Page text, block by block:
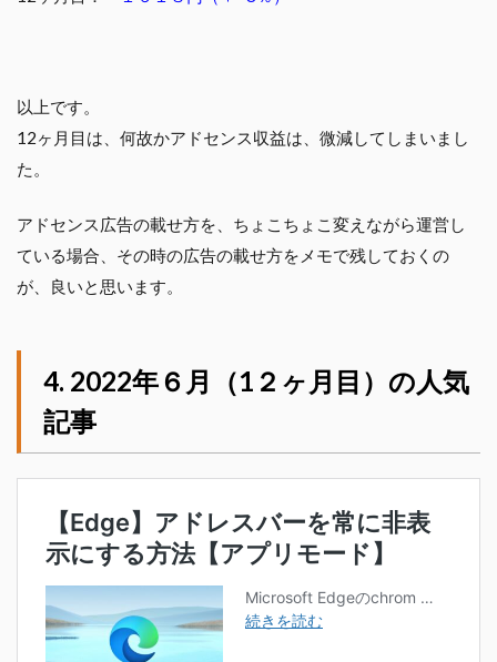
以上です。
12ヶ月目は、何故かアドセンス収益は、微減してしまいまし
た。
アドセンス広告の載せ方を、ちょこちょこ変えながら運営し
ている場合、その時の広告の載せ方をメモで残しておくの
が、良いと思います。
2022年６月（1２ヶ月目）の人気
記事